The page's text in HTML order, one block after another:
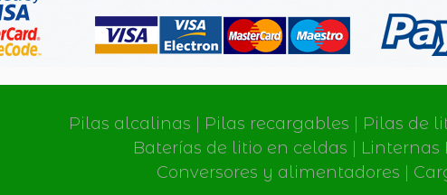
Pilas alcalinas Pilas recargables Pilas de
Baterías de litio en celdas
Linternas
Conversores y alimentadores